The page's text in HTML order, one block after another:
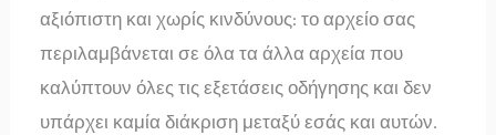
αξιόπιστη και χωρίς κινδύνους: το αρχείο σας
περιλαμβάνεται σε όλα τα άλλα αρχεία που
καλύπτουν όλες τις εξετάσεις οδήγησης και δεν
υπάρχει καμία διάκριση μεταξύ εσάς και αυτών.